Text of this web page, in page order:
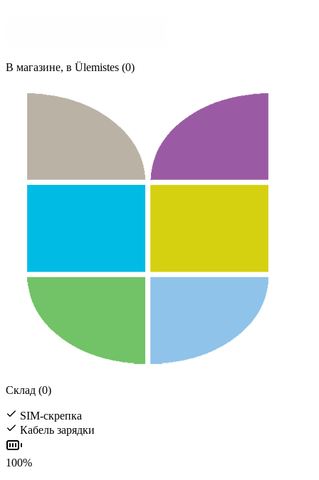
В магазине, в Ülemistes (0)
Склад (0)
SIM-скрепка
Кабель зарядки
100%